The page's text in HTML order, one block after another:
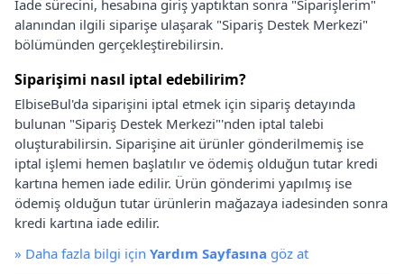
İade sürecini, hesabına giriş yaptıktan sonra "Siparişlerim"
alanından ilgili siparişe ulaşarak "Sipariş Destek Merkezi"
bölümünden gerçekleştirebilirsin.
Siparişimi nasıl iptal edebilirim?
ElbiseBul'da siparişini iptal etmek için sipariş detayında
bulunan "Sipariş Destek Merkezi"'nden iptal talebi
oluşturabilirsin. Siparişine ait ürünler gönderilmemiş ise
iptal işlemi hemen başlatılır ve ödemiş olduğun tutar kredi
kartına hemen iade edilir. Ürün gönderimi yapılmış ise
ödemiş olduğun tutar ürünlerin mağazaya iadesinden sonra
kredi kartına iade edilir.
» Daha fazla bilgi için Yardım Sayfasına göz at